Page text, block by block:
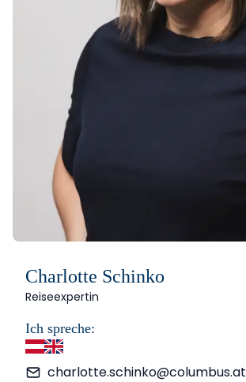
Charlotte Schinko
Reiseexpertin
Ich spreche:
charlotte.schinko@columbus.at